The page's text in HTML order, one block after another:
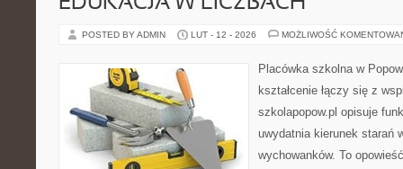
POSTED BY ADMIN LUT - 12 - 2026 MOŻLIWOŚĆ
Placówka szkolna w
kształcenie łączy się z
szkolapopow.pl opisuje
uwydatnia kierunek starań
wychowanków. To